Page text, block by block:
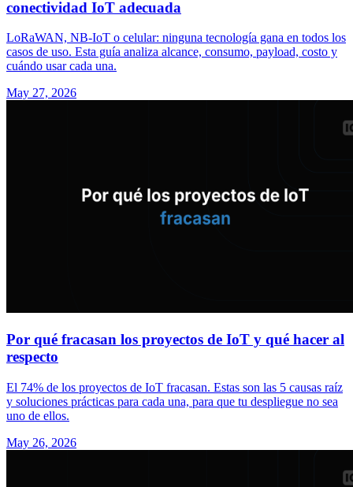
conectividad IoT adecuada
LoRaWAN, NB-IoT o celular: ninguna tecnología gana en todos los
casos de uso. Esta guía analiza alcance, consumo, payload, costo y
cuándo usar cada una.
May 27, 2026
Por qué fracasan los proyectos de IoT y qué hacer al
respecto
El 74% de los proyectos de IoT fracasan. Estas son las 5 causas raíz
y soluciones prácticas para cada una, para que tu despliegue no sea
uno de ellos.
May 26, 2026